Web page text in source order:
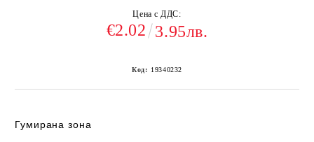
Цена с ДДС:
€2.02 3.95лв.
Код: 19340232
Гумирана зона